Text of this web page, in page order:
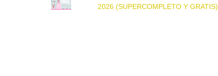
2026 (SUPERCOMPLETO Y GRATIS)